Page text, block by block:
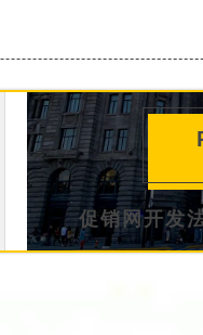
促销网开发